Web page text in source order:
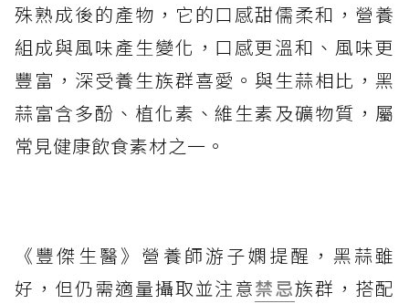
殊熟成後的產物，它的口感甜儒柔和，營養
組成與風味產生變化，口感更溫和、風味更
豐富，深受養生族群喜愛。與生蒜相比，黑
蒜富含多酚、植化素、維生素及礦物質，屬
常見健康飲食素材之一。
《豐傑生醫》營養師游子嫻提醒，黑蒜雖
好，但仍需適量攝取並注意禁忌族群，搭配